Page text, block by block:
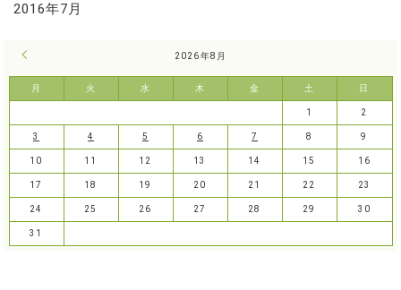
2016年7月
2026年8月
月 火 水 木 金 土 日
1 2
3 4 5 6 7 8 9
10 11 12 13 14 15 16
17 18 19 20 21 22 23
24 25 26 27 28 29 30
31